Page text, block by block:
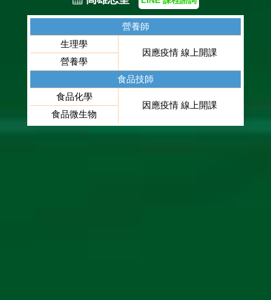
營養師
生理學
因應疫情 線上開課
營養學
食品技師
食品化學
因應疫情 線上開課
食品微生物